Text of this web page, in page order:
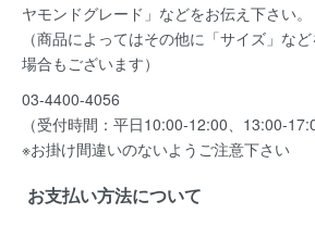
ヤモンドグレード」などをお伝え下さい。
（商品によってはその他に「サイズ」な
場合もございます）
03-4400-4056
（受付時間：平日10:00-12:00、13:00-
※お掛け間違いのないようご注意下さい
お支払い方法について